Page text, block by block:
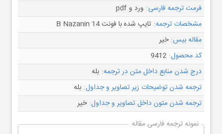
فرمت ترجمه فارسی: ورد و pdf
مشخصات ترجمه: تایپ شده با فونت B Nazanin 14
مقاله بیس: خیر
کد محصول: 9412
درج شدن منابع داخل متن در ترجمه: بله
ترجمه شدن توضیحات زیر تصاویر و جداول: بله
ترجمه شدن متون داخل تصاویر و جداول: خیر
نمونه ترجمه فارسی مقاله